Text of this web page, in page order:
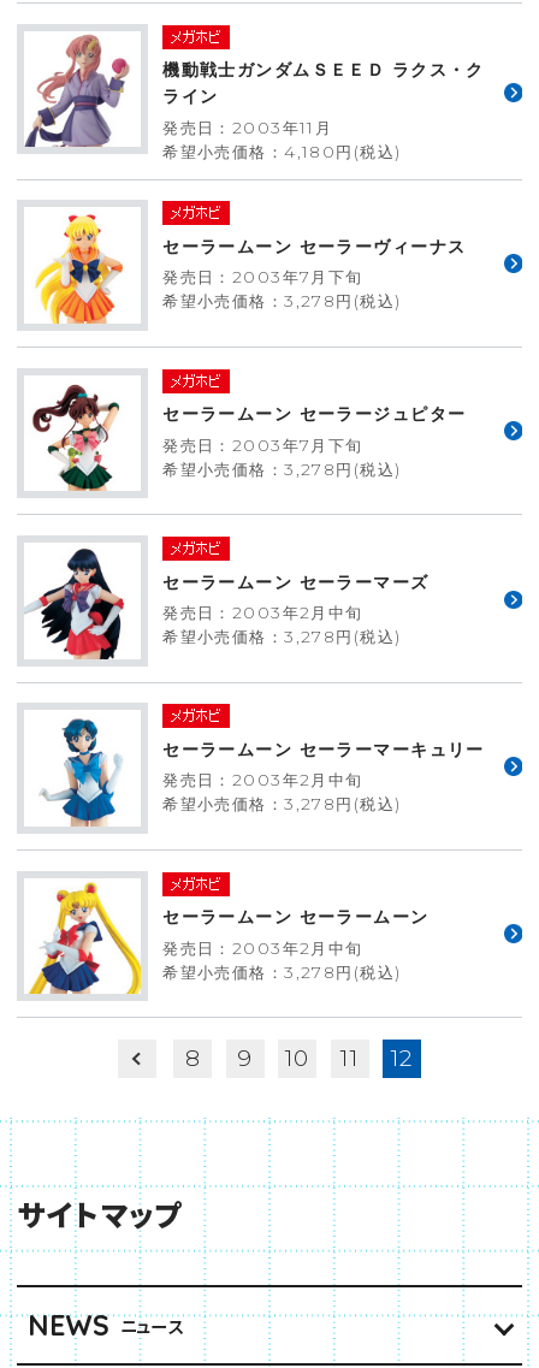
機動戦士ガンダムＳＥＥＤ ラクス・ク
ライン
発売日：2003年11月
希望小売価格：4,180円(税込)
セーラームーン セーラーヴィーナス
発売日：2003年7月下旬
希望小売価格：3,278円(税込)
セーラームーン セーラージュピター
発売日：2003年7月下旬
希望小売価格：3,278円(税込)
セーラームーン セーラーマーズ
発売日：2003年2月中旬
希望小売価格：3,278円(税込)
セーラームーン セーラーマーキュリー
発売日：2003年2月中旬
希望小売価格：3,278円(税込)
セーラームーン セーラームーン
発売日：2003年2月中旬
希望小売価格：3,278円(税込)
8 9 10 11 12
サイトマップ
NEWS ニュース